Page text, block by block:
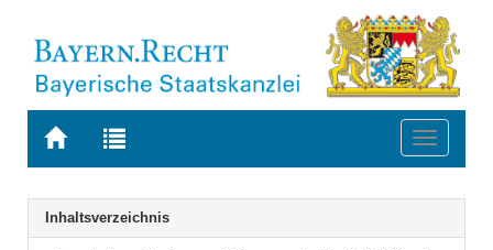
Zur
BAYERN.RECHT
Zur
letzten
Suche
Toggle
Navigation
Inhaltsverzeichnis